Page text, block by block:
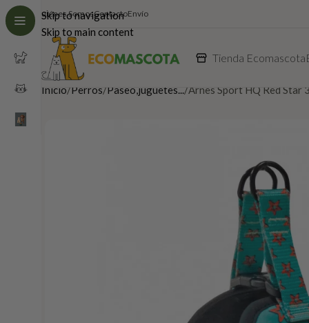
Skip to navigation
Skip to main content
Quiénes SomosContactoEnvío
Tienda Ecomascota
Inicio Perros Paseo,juguetes... Arnes Sport HQ Red Star